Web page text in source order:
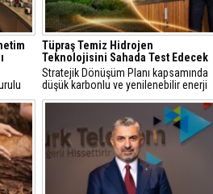
Tüpraş Temiz Hidrojen
Teknolojisini Sahada Test Edecek
Stratejik Dönüşüm Planı kapsamında
düşük karbonlu ve yenilenebilir enerji
çözümlerine odaklanan Tüpraş, temiz
hidrojen teknolojileri alanında yenilikçi
projelere öncülük ediyor.